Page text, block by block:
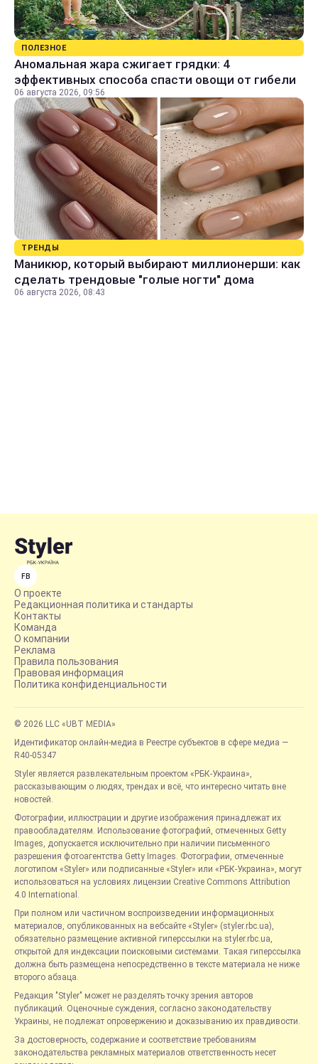
ПОЛЕЗНОЕ
Аномальная жара сжигает грядки: 4
эффективных способа спасти овощи от гибели
06 августа 2026, 09:56
ТРЕНДЫ
Маникюр, который выбирают миллионерши: как
сделать трендовые "голые ногти" дома
06 августа 2026, 08:43
FB
О проекте
Редакционная политика и стандарты
Контакты
Команда
О компании
Реклама
Правила пользования
Правовая информация
Политика конфиденциальности
© 2026 LLC «UBT MEDIA»
Идентификатор онлайн-медиа в Реестре субъектов в сфере медиа —
R40-05347
Styler является развлекательным проектом «РБК-Украина»,
рассказывающим о людях, трендах и всё, что интересно читать вне
новостей.
Фотографии, иллюстрации и другие изображения принадлежат их
правообладателям. Использование фотографий, отмеченных Getty
Images, допускается исключительно при наличии письменного
разрешения фотоагентства Getty Images. Фотографии, отмеченные
логотипом «Styler» или подписанные «Styler» или «РБК-Украина», могут
использоваться на условиях лицензии Creative Commons Attribution
4.0 International.
При полном или частичном воспроизведении информационных
материалов, опубликованных на вебсайте «Styler» (styler.rbc.ua),
обязательно размещение активной гиперссылки на styler.rbc.ua,
открытой для индексации поисковыми системами. Такая гиперссылка
должна быть размещена непосредственно в тексте материала не ниже
второго абзаца.
Редакция "Styler" может не разделять точку зрения авторов
публикаций. Оценочные суждения, согласно законодательству
Украины, не подлежат опровержению и доказыванию их правдивости.
За достоверность, содержание и соответствие требованиям
законодательства рекламных материалов ответственность несет